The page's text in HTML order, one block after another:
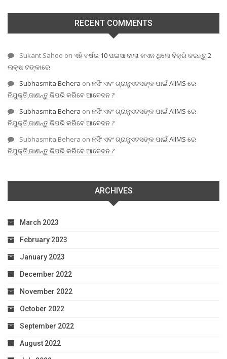
RECENT COMMENTS
Sukant Sahoo on ଏହି ବର୍ଷର 10 ପଇସା ବାଲା କଏନ ଥିଲେ ବିକ୍ରି କରନ୍ତୁ 2
ଲକ୍ଷ ଟଙ୍କାରେ
Subhasmita Behera on ନର୍ସିଂ ଏବଂ ଗ୍ରାଜୁଏଟସଙ୍କ ପାଇଁ AIIMS ରେ
ନିଯୁକ୍ତି,ଜାଣନ୍ତୁ କିପରି କରିବେ ଆବେଦନ ?
Subhasmita Behera on ନର୍ସିଂ ଏବଂ ଗ୍ରାଜୁଏଟସଙ୍କ ପାଇଁ AIIMS ରେ
ନିଯୁକ୍ତି,ଜାଣନ୍ତୁ କିପରି କରିବେ ଆବେଦନ ?
Subhasmita Behera on ନର୍ସିଂ ଏବଂ ଗ୍ରାଜୁଏଟସଙ୍କ ପାଇଁ AIIMS ରେ
ନିଯୁକ୍ତି,ଜାଣନ୍ତୁ କିପରି କରିବେ ଆବେଦନ ?
ARCHIVES
March 2023
February 2023
January 2023
December 2022
November 2022
October 2022
September 2022
August 2022